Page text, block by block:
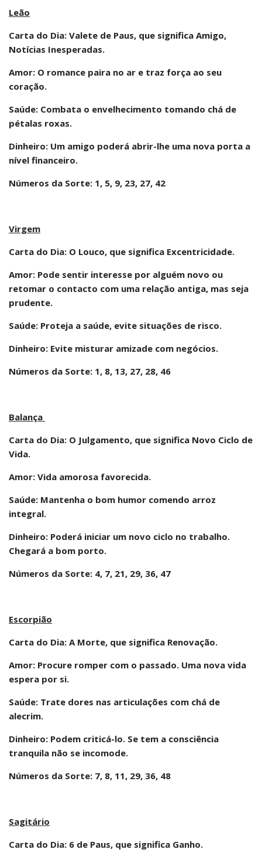
Leão
Carta do Dia: Valete de Paus, que significa Amigo,
Notícias Inesperadas.
Amor: O romance paira no ar e traz força ao seu
coração.
Saúde: Combata o envelhecimento tomando chá de
pétalas roxas.
Dinheiro: Um amigo poderá abrir-lhe uma nova porta a
nível financeiro.
Números da Sorte: 1, 5, 9, 23, 27, 42
Virgem
Carta do Dia: O Louco, que significa Excentricidade.
Amor: Pode sentir interesse por alguém novo ou
retomar o contacto com uma relação antiga, mas seja
prudente.
Saúde: Proteja a saúde, evite situações de risco.
Dinheiro: Evite misturar amizade com negócios.
Números da Sorte: 1, 8, 13, 27, 28, 46
Balança
Carta do Dia: O Julgamento, que significa Novo Ciclo de
Vida.
Amor: Vida amorosa favorecida.
Saúde: Mantenha o bom humor comendo arroz
integral.
Dinheiro: Poderá iniciar um novo ciclo no trabalho.
Chegará a bom porto.
Números da Sorte: 4, 7, 21, 29, 36, 47
Escorpião
Carta do Dia: A Morte, que significa Renovação.
Amor: Procure romper com o passado. Uma nova vida
espera por si.
Saúde: Trate dores nas articulações com chá de
alecrim.
Dinheiro: Podem criticá-lo. Se tem a consciência
tranquila não se incomode.
Números da Sorte: 7, 8, 11, 29, 36, 48
Sagitário
Carta do Dia: 6 de Paus, que significa Ganho.